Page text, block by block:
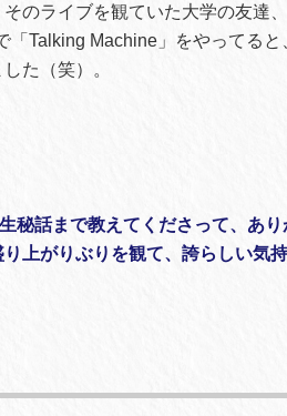
のライブを観ていた大学の友達
Talking Machine」をやってると
た（笑）。
話まで教えてくださって、あり
上がりぶりを観て、誇らしい気